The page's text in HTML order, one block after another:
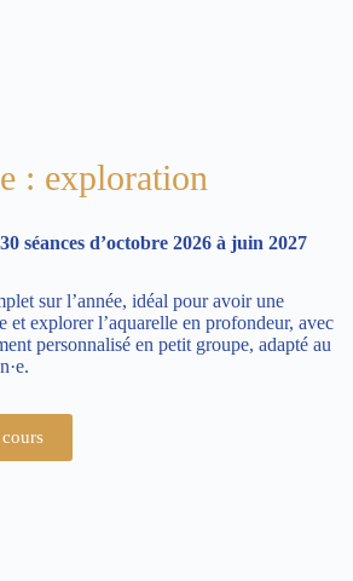
: exploration
séances d’octobre 2026 à juin 2027
sur l’année, idéal pour avoir une
et explorer l’aquarelle en profondeur, avec
personnalisé en petit groupe, adapté au